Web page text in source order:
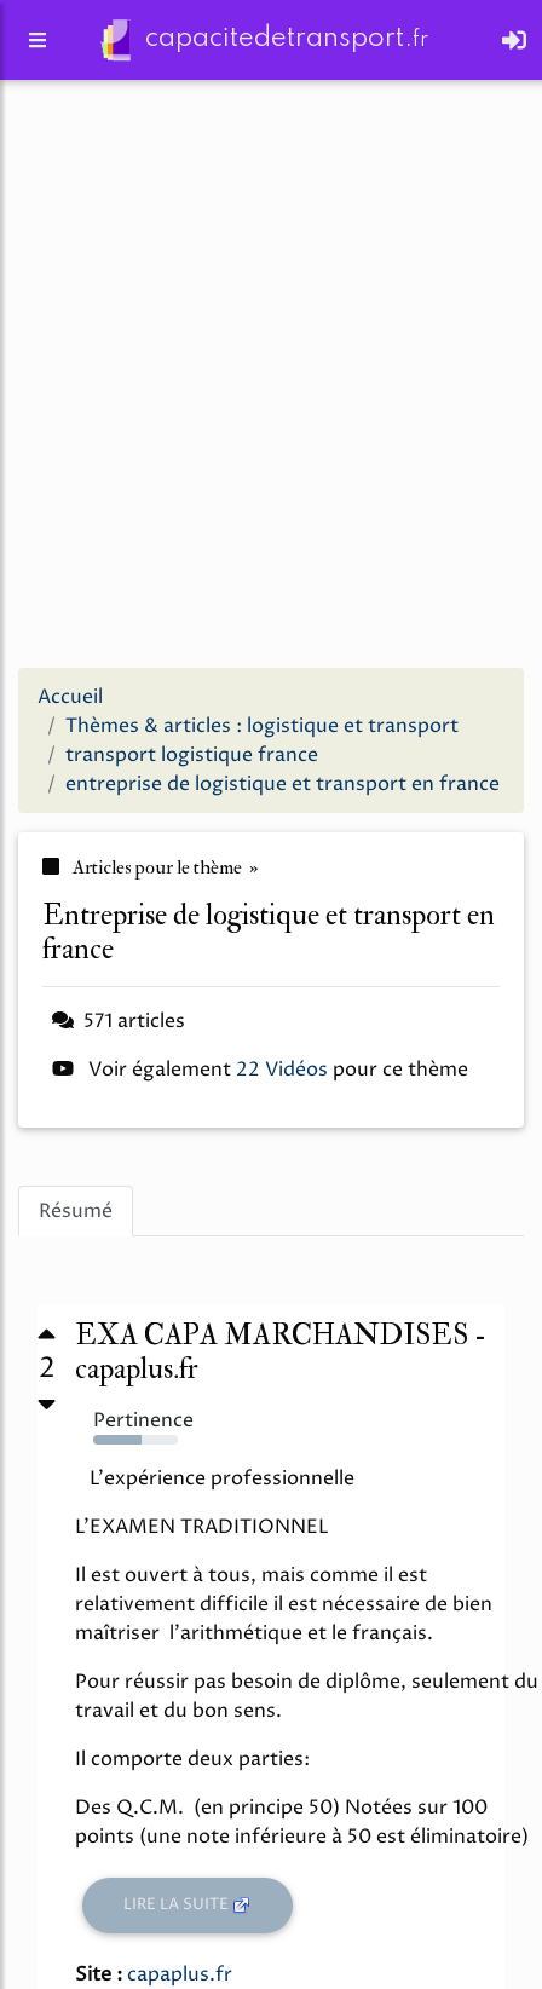
capacitedetransport.fr
Accueil
Thèmes & articles : logistique et transport
transport logistique france
entreprise de logistique et transport en france
Articles pour le thème »
entreprise de logistique et transport en
france
571 articles
Voir également 22 Vidéos pour ce thème
Résumé
2
EXA CAPA MARCHANDISES -
capaplus.fr
Pertinence
57%
L'expérience professionnelle
L'EXAMEN TRADITIONNEL
Il est ouvert à tous, mais comme il est
relativement difficile il est nécessaire de bien
maîtriser l'arithmétique et le français.
Pour réussir pas besoin de diplôme, seulement du
travail et du bon sens.
Il comporte deux parties:
Des Q.C.M. (en principe 50) Notées sur 100
points (une note inférieure à 50 est éliminatoire)
LIRE LA SUITE
Site :capaplus.fr